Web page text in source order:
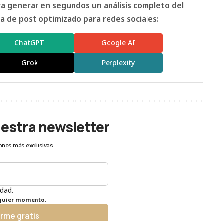
generar en segundos un análisis completo del
de post optimizado para redes sociales:
ChatGPT Google AI
Grok Perplexity
newsletter
más exclusivas.
momento.
gratis